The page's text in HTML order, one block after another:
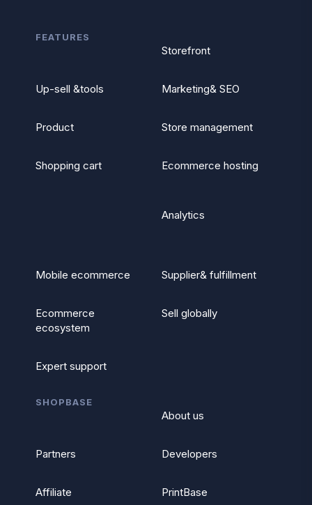
FEATURES
Storefront
Up-sell &tools Marketing& SEO
Product Store management
Shopping cart Ecommerce hosting
Analytics
Mobile ecommerce Supplier& fulfillment
Ecommerce
ecosystem
Sell globally
Expert support
SHOPBASE
About us
Partners Developers
Affiliate PrintBase